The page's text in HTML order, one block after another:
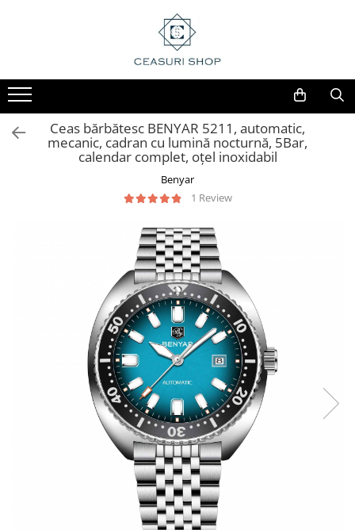
Ceas bărbătesc BENYAR 5211, automatic,
mecanic, cadran cu lumină nocturnă, 5Bar,
calendar complet, oțel inoxidabil
Benyar
1 Review